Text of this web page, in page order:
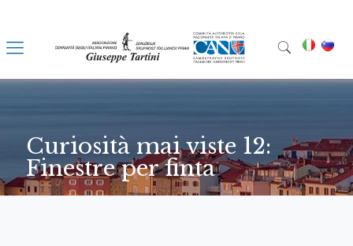
Curiosità mai viste 12:
Finestre per finta